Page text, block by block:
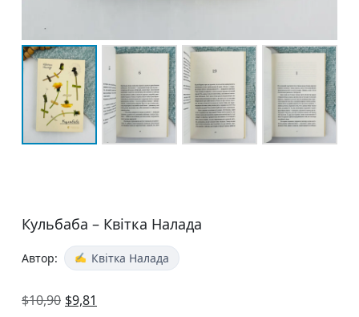
Кульбаба – Квітка Налада
Автор: Квітка Налада
$10,90 $9,81